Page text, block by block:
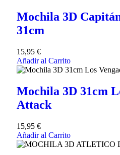
Mochila 3D
31cm
15,95 €
Añadir al Carrito
Mochila 3D 31cm
Attack
15,95 €
Añadir al Carrito